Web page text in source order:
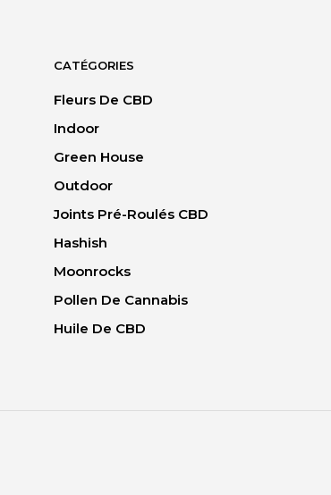
CATÉGORIES
Fleurs De CBD
Indoor
Green House
Outdoor
Joints Pré-Roulés CBD
Hashish
Moonrocks
Pollen De Cannabis
Huile De CBD